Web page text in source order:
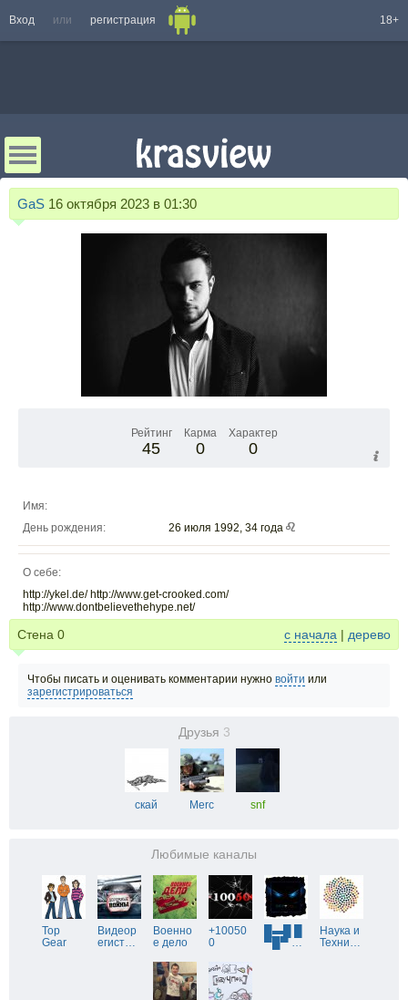
Вход или регистрация 18+
GaS 16 октября 2023 в 01:30
Рейтинг
45
Карма
0
Характер
0
Имя:
День рождения:
26 июля 1992, 34 года
О себе:
http://ykel.de/ http://www.get-crooked.com/
http://www.dontbelievethehype.net/
Стена 0 с начала | дерево
Чтобы писать и оценивать комментарии нужно войти или
зарегистрироваться
Друзья 3
скай Merc snf
Любимые каналы
Top
Gear
Видеор
егист…
Военно
е дело
+10050
0
█▬█ █
▀█▀ …
Наука и
Техни…